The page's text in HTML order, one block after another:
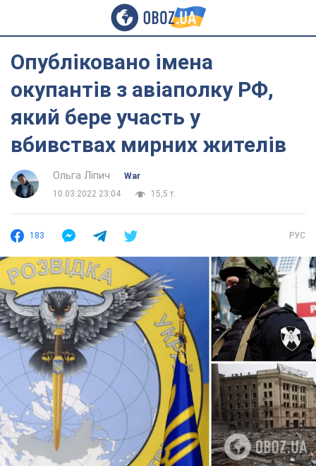
Опубліковано імена
окупантів з авіаполку РФ,
який бере участь у
вбивствах мирних жителів
Ольга Ліпич
War
10.03.2022 23:04
15,5 т.
183 РУС